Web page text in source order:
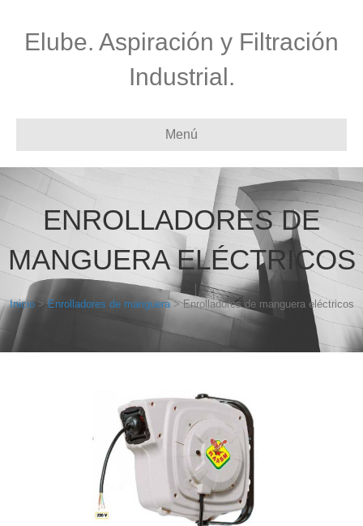
Elube. Aspiración y Filtración
Industrial.
Menú
ENROLLADORES DE
MANGUERA ELÉCTRICOS
Inicio>Enrolladores de manguera> Enrolladores de manguera eléctricos